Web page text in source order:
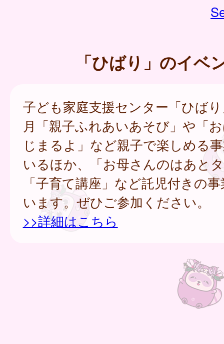
「ひばり」のイベ
子ども家庭支援センター「ひば
月「親子ふれあいあそび」や「
じまるよ」など親子で楽しめる
いるほか、「お母さんのはあと
「子育て講座」など託児付きの
います。ぜひご参加ください。
>>詳細はこちら